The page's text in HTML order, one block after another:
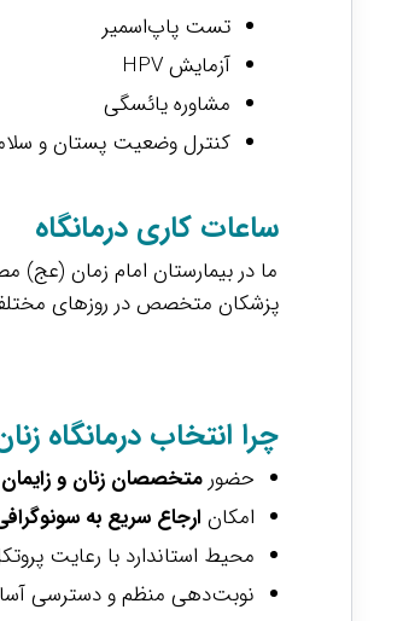
تست پاپ‌اسمیر
آزمایش HPV
مشاوره یائسگی
کنترل وضعیت پستان و
ساعات کاری درمانگاه
ما در بیمارستان امام زمان (عج)
پزشکان متخصص در روزهای مختلف
چرا انتخاب درمانگاه
حضورمتخصصان زنان و زایمان
امکان ارجاع سریع به
محیط استاندارد با رعایت
نوبت‌دهی منظم و دسترسی